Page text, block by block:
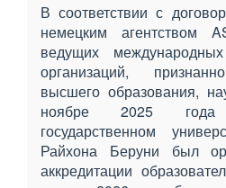
В соответствии с
немецким
ведущих
организаций,
высшего образования,
ноябре 2025
государственном
Райхона Беруни был
аккредитации